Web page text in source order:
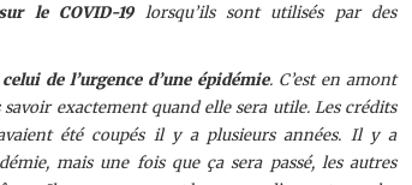
le COVID-19lorsqu’ils sont utilisés par des
de l’urgence d’une épidémie. C’est en amont
exactement quand elle sera utile. Les crédits
été coupés il y a plusieurs années. Il y a
mais une fois que ça sera passé, les autres